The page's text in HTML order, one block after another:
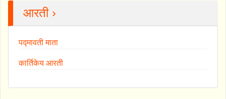
आरती ›
पद्मावती माता
कार्तिकेय आरती